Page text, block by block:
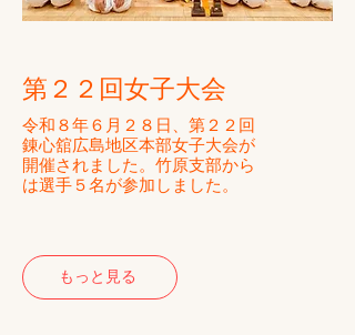
​第２２回女子大会
​令和８年６月２８日、第２２回
錬心舘広島地区本部女子大会が
開催されました。竹原支部から
は選手５名が参加しました。
もっと見る